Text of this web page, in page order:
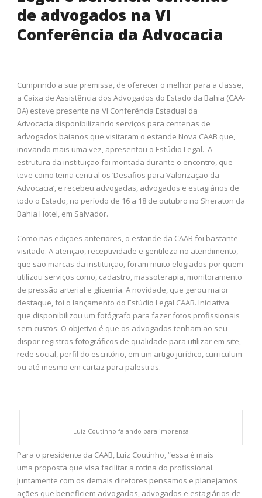
de advogados na VI
Conferência da Advocacia
Cumprindo a sua premissa, de oferecer o melhor para a classe,
a Caixa de Assistência dos Advogados do Estado da Bahia (CAA-
BA) esteve presente na VI Conferência Estadual da
Advocacia disponibilizando serviços para centenas de
advogados baianos que visitaram o estande Nova CAAB que,
inovando mais uma vez, apresentou o Estúdio Legal. A
estrutura da instituição foi montada durante o encontro, que
teve como tema central os ‘Desafios para Valorização da
Advocacia’, e recebeu advogadas, advogados e estagiários de
todo o Estado, no período de 16 a 18 de outubro no Sheraton da
Bahia Hotel, em Salvador.
Como nas edições anteriores, o estande da CAAB foi bastante
visitado. A atenção, receptividade e gentileza no atendimento,
que são marcas da instituição, foram muito elogiados por quem
utilizou serviços como, cadastro, massoterapia, monitoramento
de pressão arterial e glicemia. A novidade, que gerou maior
destaque, foi o lançamento do Estúdio Legal CAAB. Iniciativa
que disponibilizou um fotógrafo para fazer fotos profissionais
sem custos. O objetivo é que os advogados tenham ao seu
dispor registros fotográficos de qualidade para utilizar em site,
rede social, perfil do escritório, em um artigo jurídico, curriculum
ou até mesmo em cartaz para palestras.
Luiz Coutinho falando para imprensa
Para o presidente da CAAB, Luiz Coutinho, “essa é mais
uma proposta que visa facilitar a rotina do profissional.
Juntamente com os demais diretores pensamos e planejamos
ações que beneficiem advogadas, advogados e estagiários de